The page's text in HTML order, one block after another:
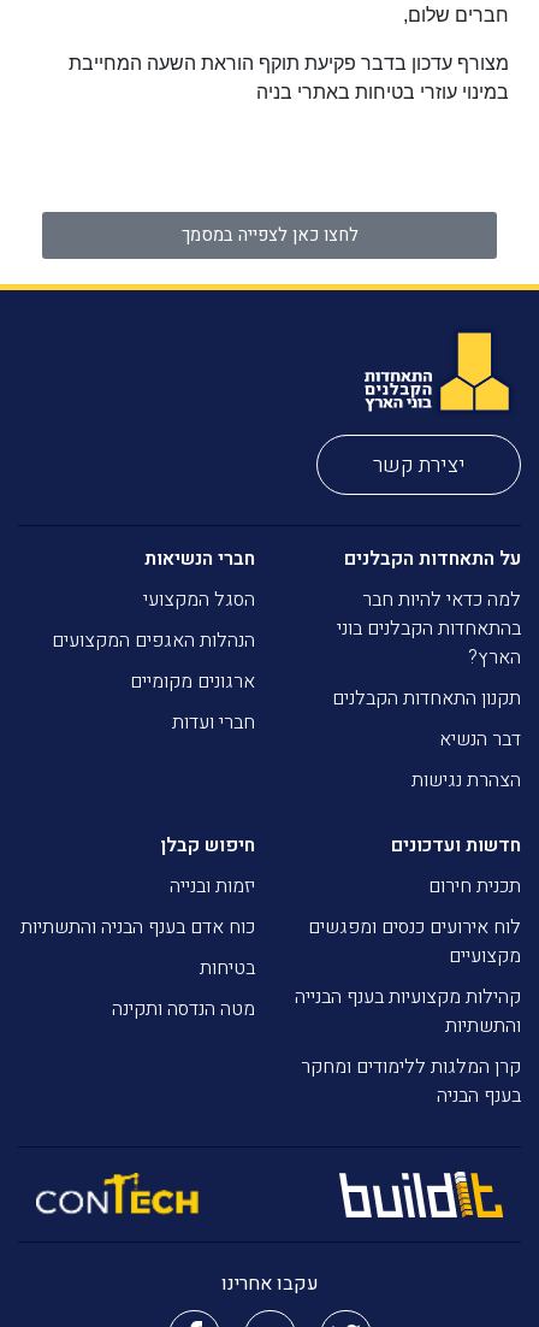
חברים שלום,
מצורף עדכון בדבר פקיעת תוקף הוראת השעה המחייבת
במינוי עוזרי בטיחות באתרי בניה
לחצו כאן לצפייה במסמך
יצירת קשר
על התאחדות הקבלנים
למה כדאי להיות חבר
בהתאחדות הקבלנים בוני
הארץ?
תקנון התאחדות הקבלנים
דבר הנשיא
הצהרת נגישות
חברי הנשיאות
הסגל המקצועי
הנהלות האגפים המקצועים
ארגונים מקומיים
חברי ועדות
חדשות ועדכונים
תכנית חירום
לוח אירועים כנסים ומפגשים
מקצועיים
קהילות מקצועיות בענף הבנייה
והתשתיות
קרן המלגות ללימודים ומחקר
בענף הבניה
חיפוש קבלן
יזמות ובנייה
כוח אדם בענף הבניה והתשתיות
בטיחות
מטה הנדסה ותקינה
עקבו אחרינו